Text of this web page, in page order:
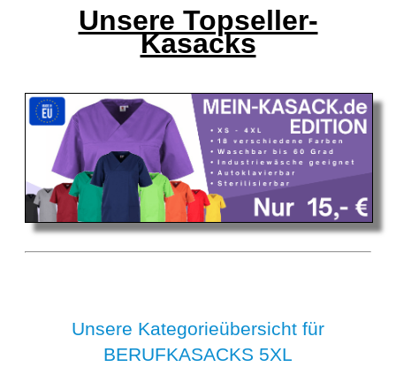
Unsere Topseller-
Kasacks
Unsere Kategorieübersicht für
BERUFKASACKS 5XL